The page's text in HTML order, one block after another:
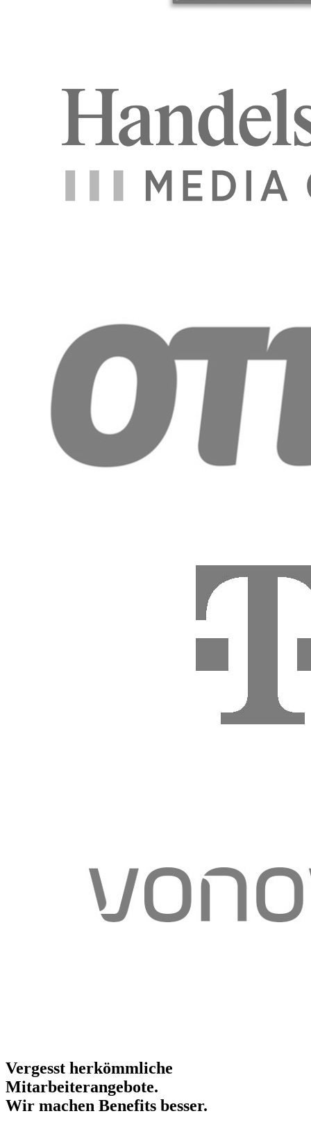
Vergesst herkömmliche
Mitarbeiterangebote.
Wir machen Benefits besser.